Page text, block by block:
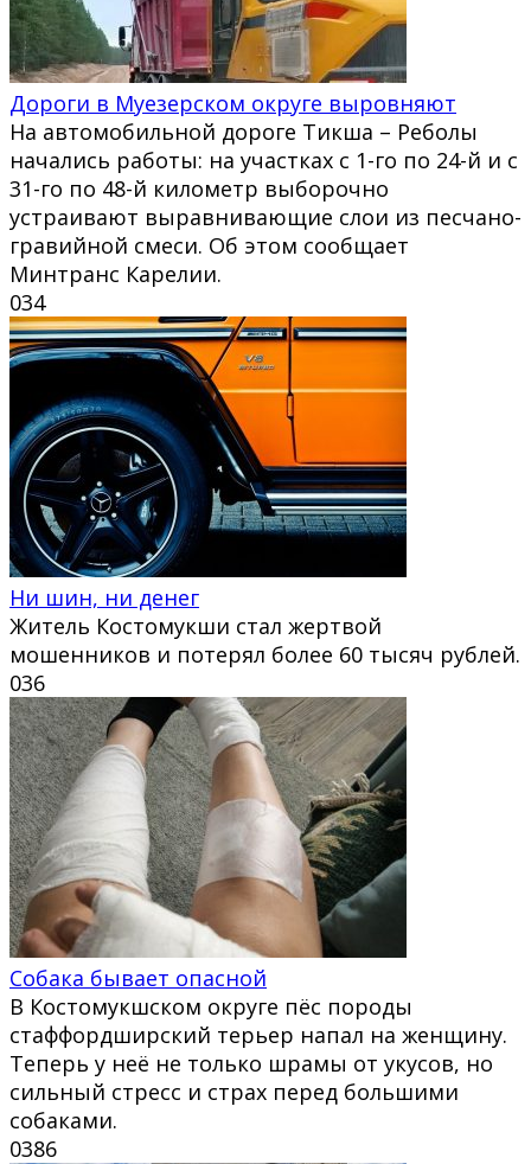
Дороги в Муезерском округе выровняют
На автомобильной дороге Тикша – Реболы
начались работы: на участках с 1-го по 24-й и с
31-го по 48-й километр выборочно
устраивают выравнивающие слои из песчано-
гравийной смеси. Об этом сообщает
Минтранс Карелии.
034
Ни шин, ни денег
Житель Костомукши стал жертвой
мошенников и потерял более 60 тысяч рублей.
036
Собака бывает опасной
В Костомукшском округе пёс породы
стаффордширский терьер напал на женщину.
Теперь у неё не только шрамы от укусов, но
сильный стресс и страх перед большими
собаками.
0386